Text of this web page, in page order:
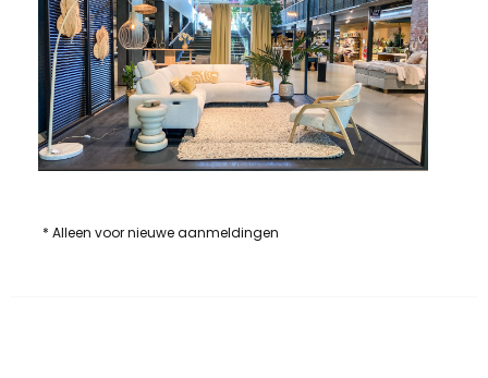
* Alleen voor nieuwe aanmeldingen